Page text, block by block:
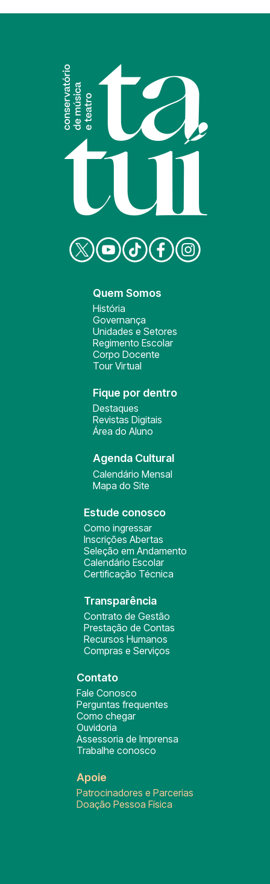
Quem Somos
História
Governança
Unidades e Setores
Regimento Escolar
Corpo Docente
Tour Virtual
Fique por dentro
Destaques
Revistas Digitais
Área do Aluno
Agenda Cultural
Calendário Mensal
Mapa do Site
Estude conosco
Como ingressar
Inscrições Abertas
Seleção em Andamento
Calendário Escolar
Certificação Técnica
Transparência
Contrato de Gestão
Prestação de Contas
Recursos Humanos
Compras e Serviços
Contato
Fale Conosco
Perguntas frequentes
Como chegar
Ouvidoria
Assessoria de Imprensa
Trabalhe conosco
Apoie
Patrocinadores e Parcerias
Doação Pessoa Física